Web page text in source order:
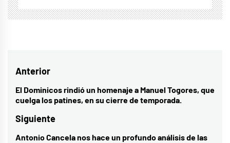
Navegación
de
entradas
Anterior
Entrada
anterior:
El Dominicos rindió un homenaje a Manuel Togores, que
cuelga los patines, en su cierre de temporada.
Siguiente
Entrada
Antonio Cancela nos hace un profundo análisis de las